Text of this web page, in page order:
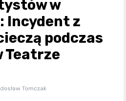
w
Incydent z
podczas
Teatrze
Tomczak